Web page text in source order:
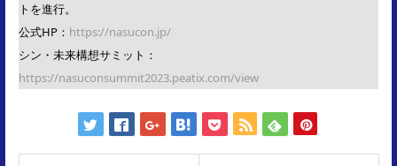
トを進行。
公式HP： https://nasucon.jp/
シン・未来構想サミット：
https://nasuconsummit2023.peatix.com/view